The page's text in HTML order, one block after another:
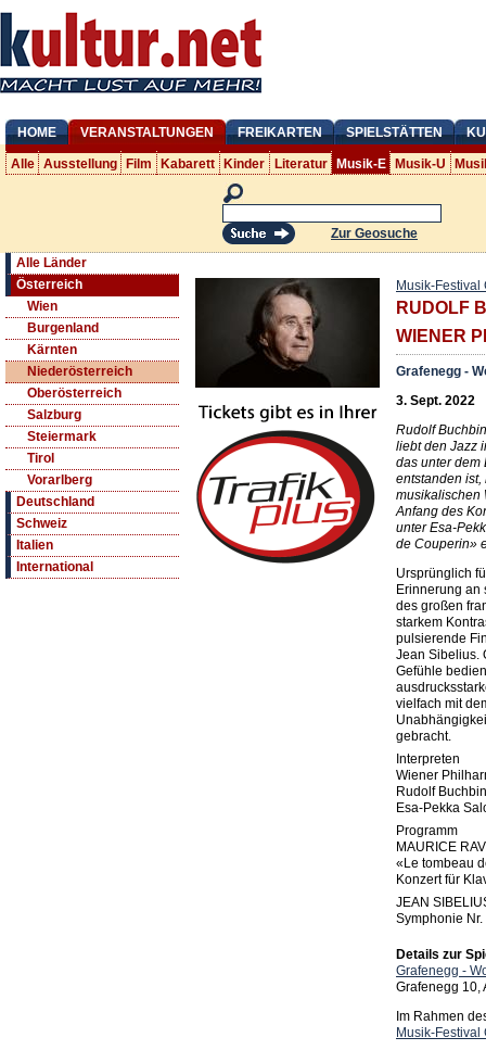
HOME VERANSTALTUNGEN FREIKARTEN SPIELSTÄTTEN
Alle Ausstellung Film Kabarett Kinder Literatur Musik-E Musik-U
Zur Geosuche
Alle Länder
Österreich
Wien
Burgenland
Kärnten
Niederösterreich
Oberösterreich
Salzburg
Steiermark
Tirol
Vorarlberg
Deutschland
Schweiz
Italien
International
Musik-Festival
RUDOLF
WIENER
Grafenegg -
3. Sept. 2022
Rudolf
liebt den Jazz
das unter dem
entstanden ist,
musikalischen
Anfang des
unter Esa-
de Couperin»
Ursprünglich
Erinnerung an
des großen
starkem
pulsierende
Jean Sibelius.
Gefühle
vielfach mit
gebracht.
Interpreten
Wiener
Rudolf
Esa-Pekka
Programm
MAURICE
«Le tombeau
Konzert für
JEAN
Symphonie
Details zur
Grafenegg -
Grafenegg 10,
Im Rahmen
Musik-Festival